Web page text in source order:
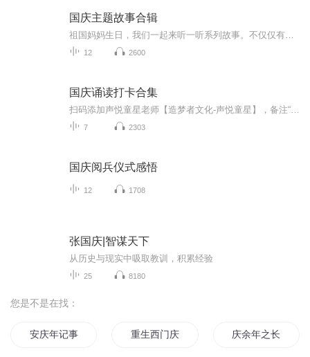
国庆主题故事合辑
12 2600
国庆诵读打卡合集
7 2303
国庆阅兵仪式感悟
12 1708
张国庆|智谋天下
从历史与现实中吸取教训，积累经验
25 8180
您是不是在找：
安庆年记事 重生西门庆 庆余年之长歌行